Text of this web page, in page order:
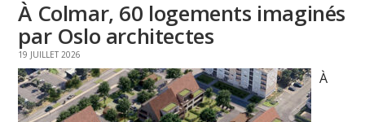
À Colmar, 60 logements imaginés
par Oslo architectes
19 JUILLET 2026
À